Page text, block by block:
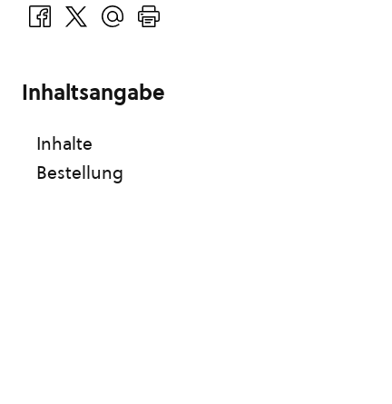
Inhaltsangabe
Inhalte
Bestellung